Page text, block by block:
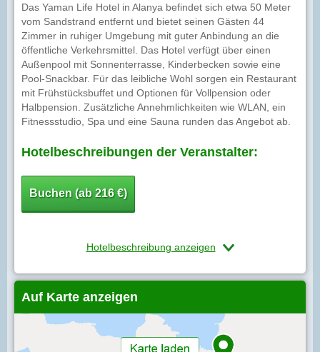
Das Yaman Life Hotel in Alanya befindet sich etwa 50 Meter
vom Sandstrand entfernt und bietet seinen Gästen 44
Zimmer in ruhiger Umgebung mit guter Anbindung an die
öffentliche Verkehrsmittel. Das Hotel verfügt über einen
Außenpool mit Sonnenterrasse, Kinderbecken sowie eine
Pool-Snackbar. Für das leibliche Wohl sorgen ein Restaurant
mit Frühstücksbuffet und Optionen für Vollpension oder
Halbpension. Zusätzliche Annehmlichkeiten wie WLAN, ein
Fitnessstudio, Spa und eine Sauna runden das Angebot ab.
Hotelbeschreibungen der Veranstalter:
Buchen (ab 216 €)
Hotelbeschreibung anzeigen
Auf Karte anzeigen